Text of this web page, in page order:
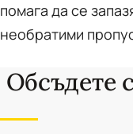
помага да се
необратими
Обсъдете